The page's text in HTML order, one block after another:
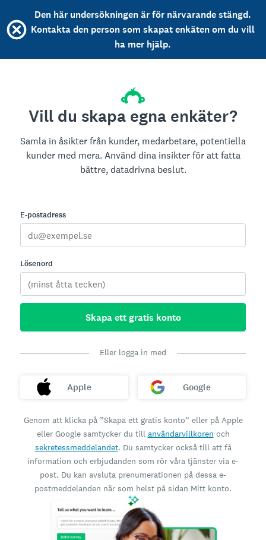
Den här undersökningen är för närvarande stängd.
Kontakta den person som skapat enkäten om du vill
ha mer hjälp.
Vill du skapa egna enkäter?
Samla in åsikter från kunder, medarbetare, potentiella
kunder med mera. Använd dina insikter för att fatta
bättre, datadrivna beslut.
E-postadress
Lösenord
Skapa ett gratis konto
Eller logga in med
Apple Google
Genom att klicka på ”Skapa ett gratis konto” eller på Apple
eller Google samtycker du till användarvillkoren och
sekretessmeddelandet. Du samtycker också till att få
information och erbjudanden som rör våra tjänster via e-
post. Du kan avsluta prenumerationen på dessa e-
postmeddelanden när som helst på sidan Mitt konto.